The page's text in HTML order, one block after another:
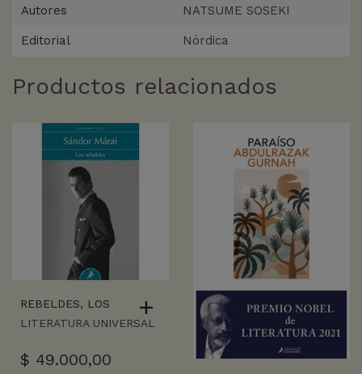
Autores NATSUME SOSEKI
Editorial Nórdica
Productos relacionados
REBELDES, LOS
LITERATURA UNIVERSAL
$ 49.000,00